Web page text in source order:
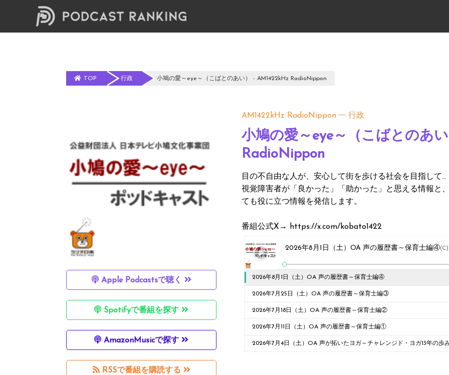
TOP 行政 小鳩の愛～eye～（こばとのあい） - AM1422kHz RadioNippon
Apple Podcastsで聴く
Spotifyで番組を探す
AmazonMusicで探す
RSSで番組を購読する
AM1422kHz RadioNippon 行政
小鳩の愛～eye～（こばとのあ
RadioNippon
目の不自由な人が、安心して街を歩ける社会を目指して…
視覚障害者が「良かった」「助かった」と思える情報と
ても役に立つ情報を発信します。
番組公式X→ https://x.com/kobato1422
2026年8月1日（土）OA 声の履歴書～保育士編④
2026年8月1日（土）OA 声の履歴書～保育士編④
2026年7月25日（土）OA 声の履歴書～保育士編③
2026年7月18日（土）OA 声の履歴書～保育士編②
2026年7月11日（土）OA 声の履歴書～保育士編①
2026年7月4日（土）OA 声が拓いたヨガ～チャレンジド・ヨガ13年の歩